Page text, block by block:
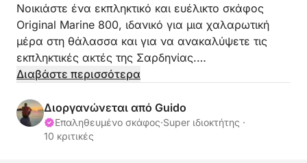
Νοικιάστε ένα εκπληκτικό και ευέλικτο σκάφος
Original Marine 800, ιδανικό για μια χαλαρωτική
μέρα στη θάλασσα και για να ανακαλύψετε τις
εκπληκτικές ακτές της Σαρδηνίας.
για μεγαλύτερη άνεση, ο μέγιστος αριθμός
επιβατών στο σκάφος περιορίζεται σε 9-10 άτομα
συν τον καπετάνιο.
Διαβάστε περισσότερα
Διοργανώνεται από Guido
Επαληθευμένο σκάφος·Super ιδιοκτήτης ·
10 κριτικές